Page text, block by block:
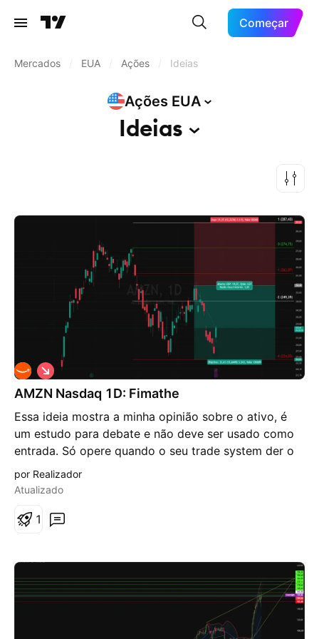
Começar
Mercados EUA Ações Ideias
Ações EUA
Ideias
AMZN Nasdaq 1D: Fimathe
Essa ideia mostra a minha opinião sobre o ativo, é
um estudo para debate e não deve ser usado como
entrada. Só opere quando o seu trade system der o
sinal. No gráfico da AMZN, o preço rompeu a linha
branca -2 da projeção que usa os números da
voltar a retrair, mas o alvo é na linha vermelha -4.
V
i
é
d
b
a
x
a
por Realizador
Atualizado
1